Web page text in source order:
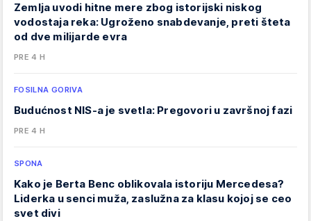
Zemlja uvodi hitne mere zbog istorijski niskog
vodostaja reka: Ugroženo snabdevanje, preti šteta
od dve milijarde evra
PRE 4 H
FOSILNA GORIVA
Budućnost NIS-a je svetla: Pregovori u završnoj fazi
PRE 4 H
SPONA
Kako je Berta Benc oblikovala istoriju Mercedesa?
Liderka u senci muža, zaslužna za klasu kojoj se ceo
svet divi